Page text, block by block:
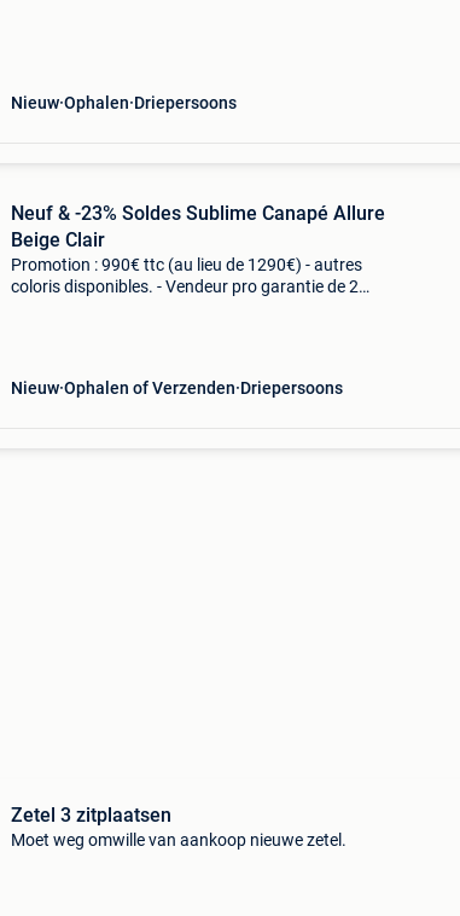
Nieuw Ophalen Driepersoons
Neuf & -23% Soldes Sublime Canapé Allure
Beige Clair
Promotion : 990€ ttc (au lieu de 1290€) - autres
coloris disponibles. - Vendeur pro garantie de 2
Nieuw Ophalen of Verzenden Driepersoons
Zetel 3 zitplaatsen
Moet weg omwille van aankoop nieuwe zetel.